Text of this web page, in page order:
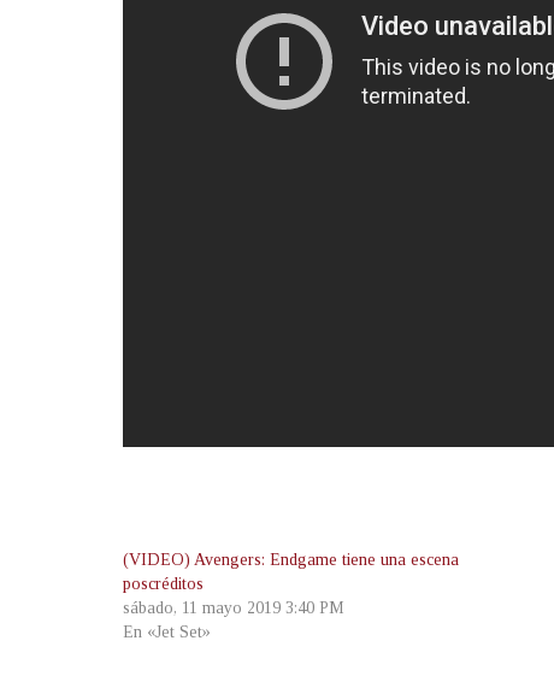
(VIDEO) Avengers: Endgame tiene una escena
poscréditos
sábado, 11 mayo 2019 3:40 PM
En «Jet Set»